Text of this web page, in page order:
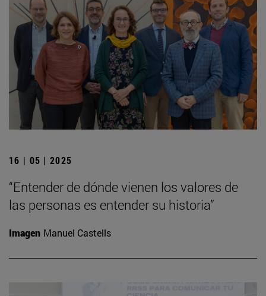
16 | 05 | 2025
“Entender de dónde vienen los valores de
las personas es entender su historia”
Imagen Manuel Castells